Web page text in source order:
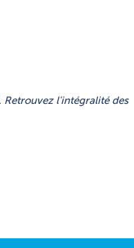
Retrouvez l'intégralité des